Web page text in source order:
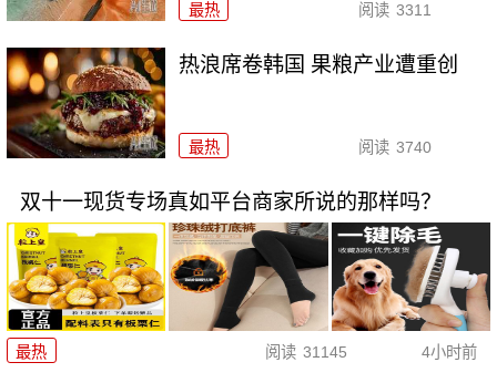
最热 阅读 3311
热浪席卷韩国 果粮产业遭重创
最热 阅读 3740
双十一现货专场真如平台商家所说的那样吗？
最热 阅读 31145 4小时前